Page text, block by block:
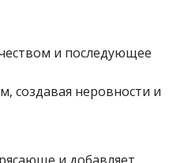
и последующее
создавая неровности и
и добавляет